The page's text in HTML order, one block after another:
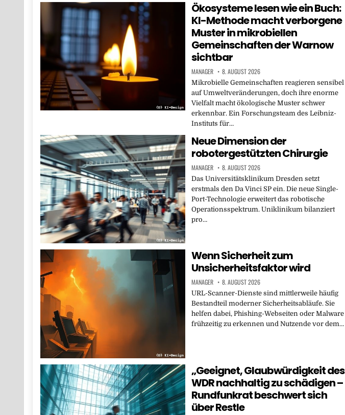
Ökosysteme lesen wie ein Buch:
KI-Methode macht verborgene
Muster in mikrobiellen
Gemeinschaften der Warnow
sichtbar
MANAGER 8. AUGUST 2026
Mikrobielle Gemeinschaften reagieren sensibel
auf Umweltveränderungen, doch ihre enorme
Vielfalt macht ökologische Muster schwer
erkennbar. Ein Forschungsteam des Leibniz-
Instituts für…
Neue Dimension der
robotergestützten Chirurgie
MANAGER 8. AUGUST 2026
Das Universitätsklinikum Dresden setzt
erstmals den Da Vinci SP ein. Die neue Single-
Port-Technologie erweitert das robotische
Operationsspektrum. Uniklinikum bilanziert
pro…
Wenn Sicherheit zum
Unsicherheitsfaktor wird
MANAGER 8. AUGUST 2026
URL-Scanner-Dienste sind mittlerweile häufig
Bestandteil moderner Sicherheitsabläufe. Sie
helfen dabei, Phishing-Webseiten oder Malware
frühzeitig zu erkennen und Nutzende vor dem…
„Geeignet, Glaubwürdigkeit des
WDR nachhaltig zu schädigen –
Rundfunkrat beschwert sich
über Restle